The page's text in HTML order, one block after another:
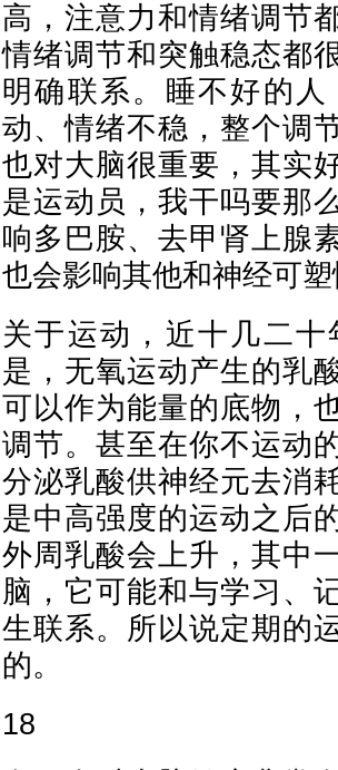
高，注意力和情绪调节
情绪调节和突触稳态都
明确联系。睡不好的
动、情绪不稳，整个调
也对大脑很重要，其实
是运动员，我干吗要那
响多巴胺、去甲肾上腺
也会影响其他和神经可
关于运动，近十几二
是，无氧运动产生的乳
可以作为能量的底物，
调节。甚至在你不运动
分泌乳酸供神经元去消
是中高强度的运动之后
外周乳酸会上升，其中
脑，它可能和与学习、
生联系。所以说定期的
的。
18